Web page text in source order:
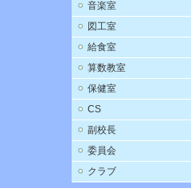
音楽室
図工室
給食室
算数教室
保健室
CS
副校長
委員会
クラブ